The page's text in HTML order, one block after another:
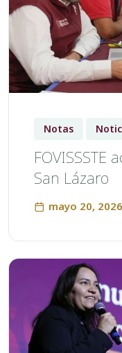
Notas
FOVISSSTE
San Lázaro
mayo 20, 2026